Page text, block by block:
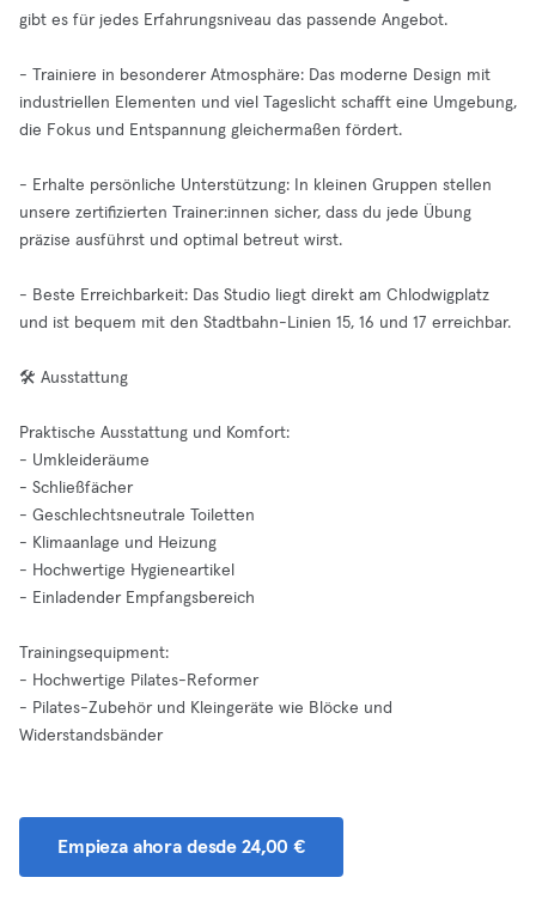
gibt es für jedes Erfahrungsniveau das passende Angebot.
- Trainiere in besonderer Atmosphäre: Das moderne Design mit
industriellen Elementen und viel Tageslicht schafft eine Umgebung,
die Fokus und Entspannung gleichermaßen fördert.
- Erhalte persönliche Unterstützung: In kleinen Gruppen stellen
unsere zertifizierten Trainer:innen sicher, dass du jede Übung
präzise ausführst und optimal betreut wirst.
- Beste Erreichbarkeit: Das Studio liegt direkt am Chlodwigplatz
und ist bequem mit den Stadtbahn-Linien 15, 16 und 17 erreichbar.
🛠️ Ausstattung
Praktische Ausstattung und Komfort:
- Umkleideräume
- Schließfächer
- Geschlechtsneutrale Toiletten
- Klimaanlage und Heizung
- Hochwertige Hygieneartikel
- Einladender Empfangsbereich
Trainingsequipment:
- Hochwertige Pilates-Reformer
- Pilates-Zubehör und Kleingeräte wie Blöcke und
Widerstandsbänder
Empieza ahora desde 24,00 €